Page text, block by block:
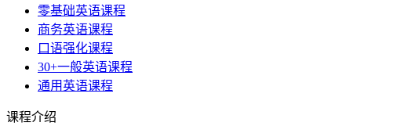
零基础英语课程
商务英语课程
口语强化课程
30+一般英语课程
通用英语课程
课程介绍